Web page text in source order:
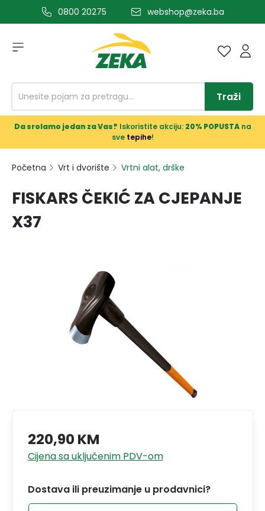
glavni sadržaj0800 20275 webshop@zeka.ba
Traži
Da srolamo jedan za Vas? Iskoristite akciju: 20% POPUSTAna
sve tepihe!
Početna Vrt i dvorište Vrtni alat, drške
FISKARS ČEKIĆ ZA CJEPANJE
X37
220,90 KM
Cijena sa uključenim PDV-om
Dostava ili preuzimanje u prodavnici?